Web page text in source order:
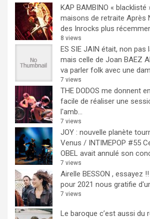
KAP BAMBINO « blacklisté
maisons de retraite Après
des Inrocks plus
8 views
ES SIE JAIN était, non pas
mais celle de Joan BAEZ
va parler folk avec une
7 views
THE DODOS me donnent
facile de réaliser une
l'amb...
7 views
JOY : nouvelle planète
Venus / INTIMEPOP #55
OBEL avait annulé son
7 views
Airelle BESSON , essayez !!
pour 2021 nous gratifie
7 views
Le baroque c’est aussi du